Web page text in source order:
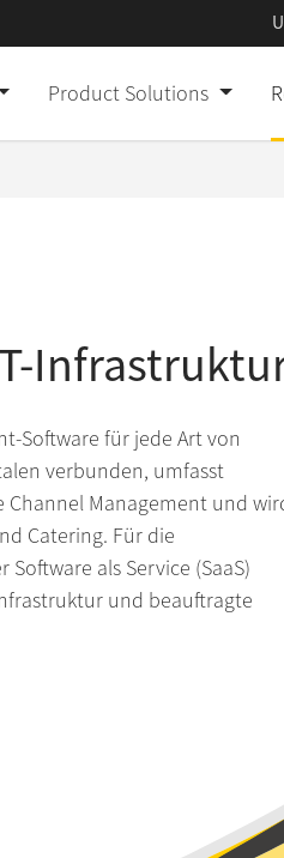
Product Solutions
Software für jede Art von
verbunden, umfasst
Channel Management und
Catering. Für die
als Service (SaaS)
und beauftragte